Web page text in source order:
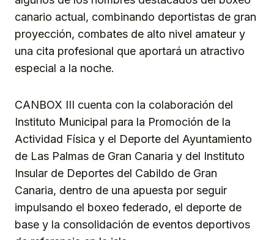
canario actual, combinando deportistas de gran
proyección, combates de alto nivel amateur y
una cita profesional que aportará un atractivo
especial a la noche.
CANBOX III cuenta con la colaboración del
Instituto Municipal para la Promoción de la
Actividad Física y el Deporte del Ayuntamiento
de Las Palmas de Gran Canaria y del Instituto
Insular de Deportes del Cabildo de Gran
Canaria, dentro de una apuesta por seguir
impulsando el boxeo federado, el deporte de
base y la consolidación de eventos deportivos